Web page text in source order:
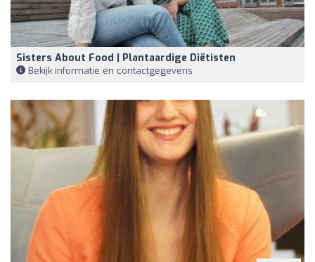
Sisters About Food | Plantaardige Diëtisten
Bekijk informatie en contactgegevens